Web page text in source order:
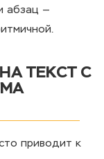
абзац —
ТЕКСТ С
приводит к